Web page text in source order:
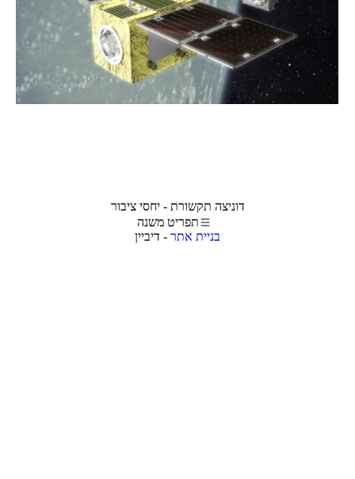
דוניצה תקשורת - יחסי ציבור
תפריט משנה
בניית אתר - דיביין